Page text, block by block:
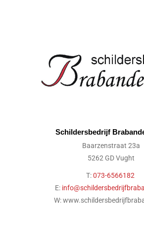
Schildersbedrijf
Baarzenstraat 23a
5262 GD Vught
T:073-6566182
E:
W: